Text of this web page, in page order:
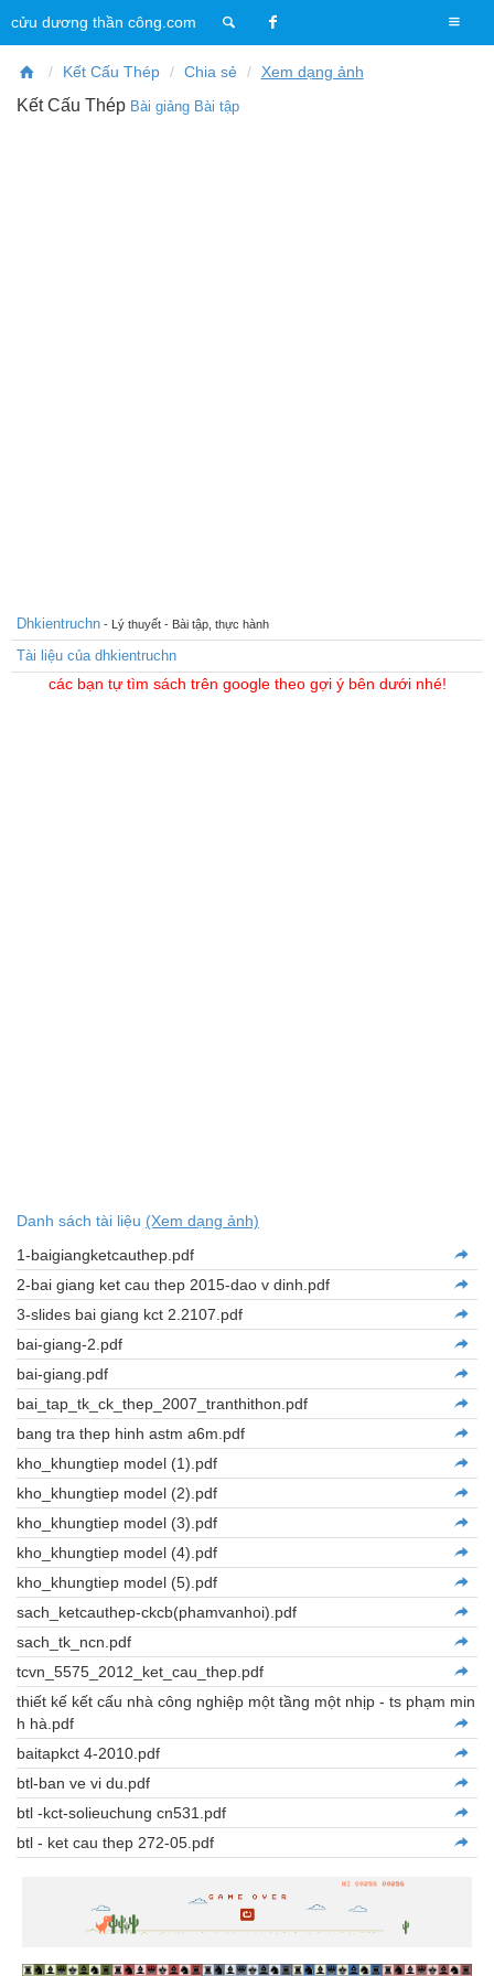
T
o
cửu dương thần công.com
Kết Cấu Thép Chia sẻ Xem dạng ảnh
Kết Cấu Thép Bài giảng Bài tập
Dhkientruchn - Lý thuyết - Bài tập, thực hành
Tài liệu của dhkientruchn
các bạn tự tìm sách trên google theo gợi ý bên dưới nhé!
Danh sách tài liệu (Xem dạng ảnh)
1-baigiangketcauthep.pdf
2-bai giang ket cau thep 2015-dao v dinh.pdf
3-slides bai giang kct 2.2107.pdf
bai-giang-2.pdf
bai-giang.pdf
bai_tap_tk_ck_thep_2007_tranthithon.pdf
bang tra thep hinh astm a6m.pdf
kho_khungtiep model (1).pdf
kho_khungtiep model (2).pdf
kho_khungtiep model (3).pdf
kho_khungtiep model (4).pdf
kho_khungtiep model (5).pdf
sach_ketcauthep-ckcb(phamvanhoi).pdf
sach_tk_ncn.pdf
tcvn_5575_2012_ket_cau_thep.pdf
thiết kế kết cấu nhà công nghiệp một tầng một nhịp - ts phạm min
h hà.pdf
baitapkct 4-2010.pdf
btl-ban ve vi du.pdf
btl -kct-solieuchung cn531.pdf
btl - ket cau thep 272-05.pdf